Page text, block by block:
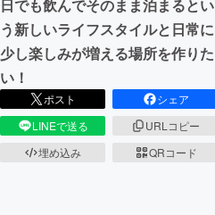
日でも飲んでそのまま泊まるとい
う新しいライフスタイルと日常に
少し楽しみが増える場所を作りた
い！
ポスト
シェア
LINEで送る
URLコピー
埋め込み
QRコード